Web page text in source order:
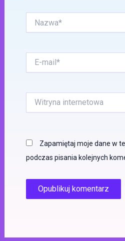
mail*
internetowa
Zapamiętaj moje dane w
podczas pisania kolejnych